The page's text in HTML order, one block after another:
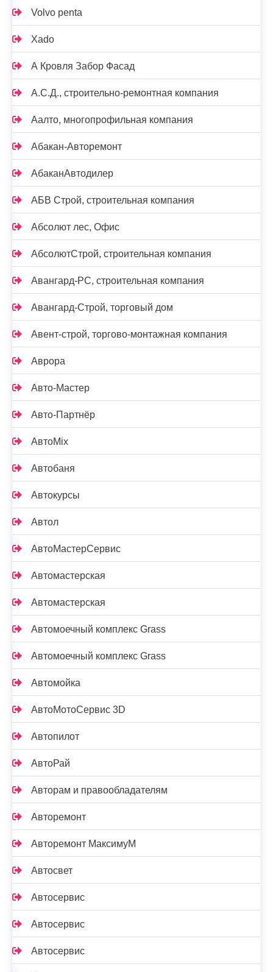
Volvo penta
Xado
А Кровля Забор Фасад
А.С.Д., строительно-ремонтная компания
Аалто, многопрофильная компания
Абакан-Авторемонт
АбаканАвтодилер
АБВ Строй, строительная компания
Абсолют лес, Офис
АбсолютСтрой, строительная компания
Авангард-РС, строительная компания
Авангард-Строй, торговый дом
Авент-строй, торгово-монтажная компания
Аврора
Авто-Мастер
Авто-Партнёр
АвтоMix
Автобаня
Автокурсы
Автол
АвтоМастерСервис
Автомастерская
Автомастерская
Автомоечный комплекс Grass
Автомоечный комплекс Grass
Автомойка
АвтоМотоСервис 3D
Автопилот
АвтоРай
Авторам и правообладателям
Авторемонт
Авторемонт МаксимуМ
Автосвет
Автосервис
Автосервис
Автосервис